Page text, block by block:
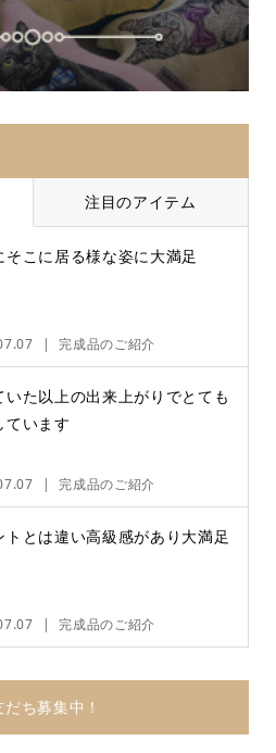
注目のアイテム
そこに居る様な姿に大満足
完成品のご紹介
いた以上の出来上がりでとても
ています
完成品のご紹介
トとは違い高級感があり大満足
完成品のご紹介
ち募集中！